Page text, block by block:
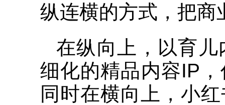
纵连横的方式，把商
在纵向上，以育
细化的精品内容IP
同时在横向上，小